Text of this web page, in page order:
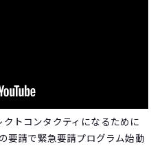
クトコンタクティになるために
要請で緊急要請プログラム始動